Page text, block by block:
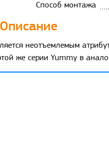
Способ монтажа
Описание
неотъемлемым
же серии Yummy в